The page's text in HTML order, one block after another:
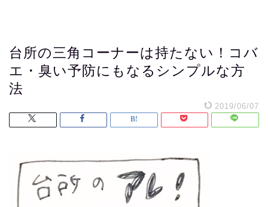
台所の三角コーナーは持たない！コバ
エ・臭い予防にもなるシンプルな方
法
2019/06/07